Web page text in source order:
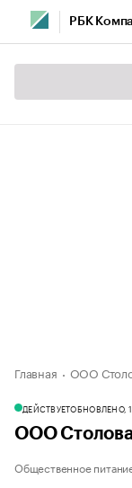
РБК
Главная ООО
ДЕЙСТВУЕТОБНОВЛЕНО,
ООО
Общественное